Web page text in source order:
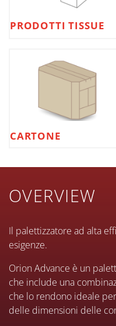
PRODOTTI TISSUE
CARTONE
OVERVIEW
Il palettizzatore ad alta
esigenze.
Orion Advance è un
che include una
che lo rendono ideale
delle dimensioni delle